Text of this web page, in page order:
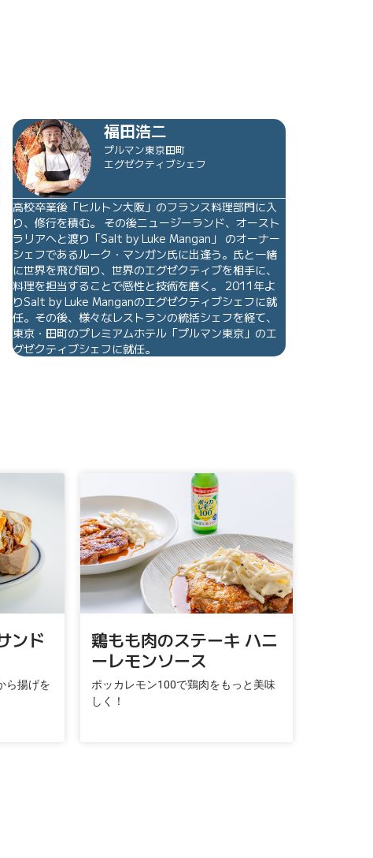
福田浩二
プルマン東京田町
エグゼクティブシェフ
高校卒業後「ヒルトン大阪」のフランス料理部門に入
り、修行を積む。 その後ニュージーランド、オースト
ラリアへと渡り「Salt by Luke Mangan」 のオーナー
シェフであるルーク・マンガン氏に出逢う。氏と一緒
に世界を飛び回り、世界のエグゼクティブを相手に、
料理を担当することで感性と技術を磨く。 2011年よ
りSalt by Luke Manganのエグゼクティブシェフに就
任。その後、様々なレストランの統括シェフを経て、
東京・田町のプレミアムホテル「プルマン東京」のエ
グゼクティブシェフに就任。
ンド
ら揚げを
鶏もも肉のステーキ ハニ
ーレモンソース
ポッカレモン100で鶏肉をもっと美味
しく！